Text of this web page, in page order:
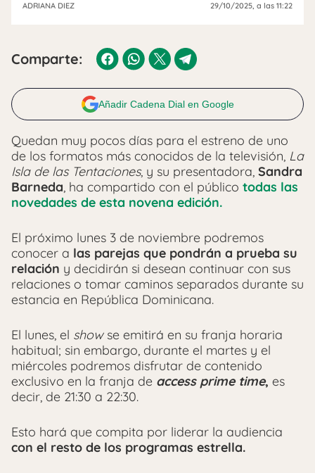
ADRIANA DIEZ 29/10/2025, a las 11:22
Comparte:
Añadir Cadena Dial en Google
Quedan muy pocos días para el estreno de uno
de los formatos más conocidos de la televisión, La
Isla de las Tentaciones, y su presentadora, Sandra
Barneda, ha compartido con el público todas las
novedades de esta novena edición.
El próximo lunes 3 de noviembre podremos
conocer a las parejas que pondrán a prueba su
relación y decidirán si desean continuar con sus
relaciones o tomar caminos separados durante su
estancia en República Dominicana.
El lunes, el showse emitirá en su franja horaria
habitual; sin embargo, durante el martes y el
miércoles podremos disfrutar de contenido
exclusivo en la franja de access prime time, es
decir, de 21:30 a 22:30.
Esto hará que compita por liderar la audiencia
con el resto de los programas estrella.